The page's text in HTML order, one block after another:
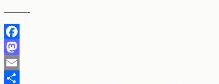
———-
Facebook
Mastodon
Email